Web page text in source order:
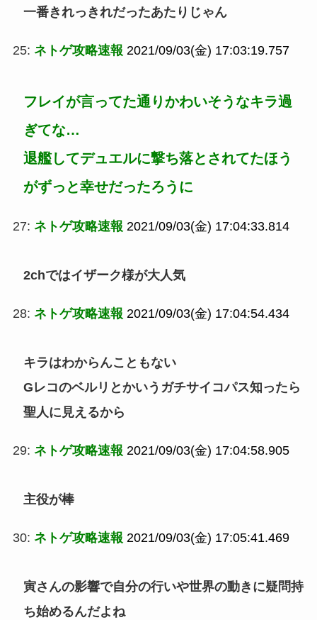
一番きれっきれだったあたりじゃん
25: ネトゲ攻略速報 2021/09/03(金) 17:03:19.757
フレイが言ってた通りかわいそうなキラ過
ぎてな…
退艦してデュエルに撃ち落とされてたほう
がずっと幸せだったろうに
27: ネトゲ攻略速報 2021/09/03(金) 17:04:33.814
2chではイザーク様が大人気
28: ネトゲ攻略速報 2021/09/03(金) 17:04:54.434
キラはわからんこともない
Gレコのベルリとかいうガチサイコパス知ったら
聖人に見えるから
29: ネトゲ攻略速報 2021/09/03(金) 17:04:58.905
主役が棒
30: ネトゲ攻略速報 2021/09/03(金) 17:05:41.469
寅さんの影響で自分の行いや世界の動きに疑問持
ち始めるんだよね